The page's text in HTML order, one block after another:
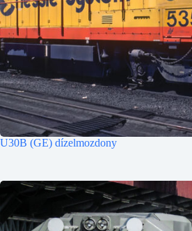
U30B (GE) dízelmozdony